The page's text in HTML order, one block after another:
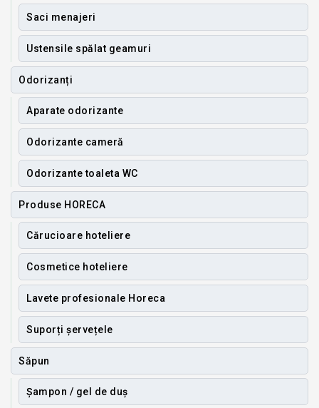
Saci menajeri
Ustensile spălat geamuri
Odorizanți
Aparate odorizante
Odorizante cameră
Odorizante toaleta WC
Produse HORECA
Cărucioare hoteliere
Cosmetice hoteliere
Lavete profesionale Horeca
Suporți șervețele
Săpun
Șampon / gel de duș